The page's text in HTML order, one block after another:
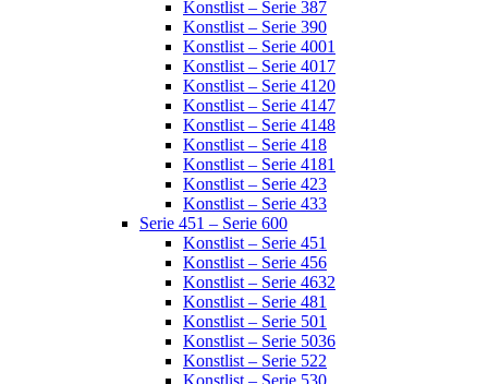
Konstlist – Serie 387
Konstlist – Serie 390
Konstlist – Serie 4001
Konstlist – Serie 4017
Konstlist – Serie 4120
Konstlist – Serie 4147
Konstlist – Serie 4148
Konstlist – Serie 418
Konstlist – Serie 4181
Konstlist – Serie 423
Konstlist – Serie 433
Serie 451 – Serie 600
Konstlist – Serie 451
Konstlist – Serie 456
Konstlist – Serie 4632
Konstlist – Serie 481
Konstlist – Serie 501
Konstlist – Serie 5036
Konstlist – Serie 522
Konstlist – Serie 530